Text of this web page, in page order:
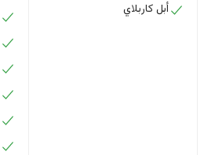
أبل كاربلاي